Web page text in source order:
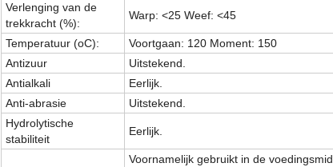
Verlenging van de
trekkracht (%):
Warp: <25 Weef: <45
Temperatuur (oC):
Voortgaan: 120 Moment: 150
Antizuur
Uitstekend.
Antialkali
Eerlijk.
Anti-abrasie
Uitstekend.
Hydrolytische
stabiliteit
Eerlijk.
Voornamelijk gebruikt in de